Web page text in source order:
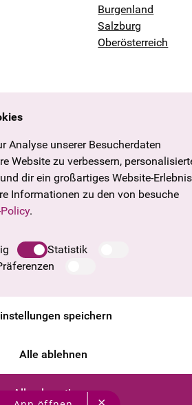
Burgenland
Salzburg
Oberösterreich
Analyse unserer Besucherdaten
Website zu verbessern,
dir ein großartiges Website-Erlebnis
Informationen zu den von besuche
.
Statistik
speichern
Alle ablehnen
Alle akzeptieren